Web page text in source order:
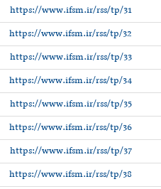
https://www.ifsm.ir/rss/tp/31
https://www.ifsm.ir/rss/tp/32
https://www.ifsm.ir/rss/tp/33
https://www.ifsm.ir/rss/tp/34
https://www.ifsm.ir/rss/tp/35
https://www.ifsm.ir/rss/tp/36
https://www.ifsm.ir/rss/tp/37
https://www.ifsm.ir/rss/tp/38